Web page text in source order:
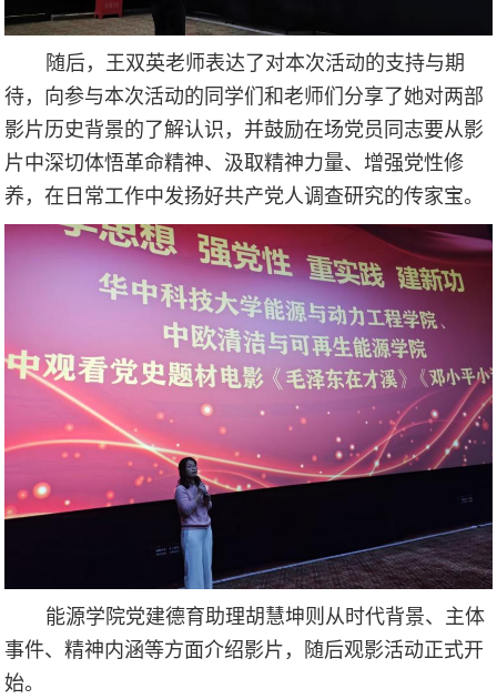
随后，王双英老师表达了对本次活动的支持与期
待，向参与本次活动的同学们和老师们分享了她对两部
影片历史背景的了解认识，并鼓励在场党员同志要从影
片中深切体悟革命精神、汲取精神力量、增强党性修
养，在日常工作中发扬好共产党人调查研究的传家宝。
能源学院党建德育助理胡慧坤则从时代背景、主体
事件、精神内涵等方面介绍影片，随后观影活动正式开
始。